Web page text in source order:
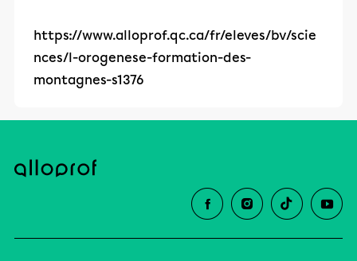
https://www.alloprof.qc.ca/fr/eleves/bv/scie
nces/l-orogenese-formation-des-
montagnes-s1376